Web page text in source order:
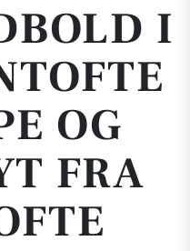
I
OG
FRA